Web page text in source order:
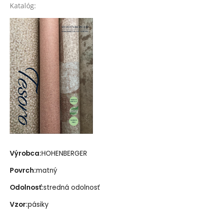
Katalóg:
Výrobca:HOHENBERGER
Povrch:matný
Odolnosť:stredná odolnosť
Vzor:pásiky